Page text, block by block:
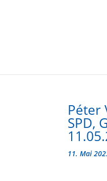
Péter
SPD,
11. Mai